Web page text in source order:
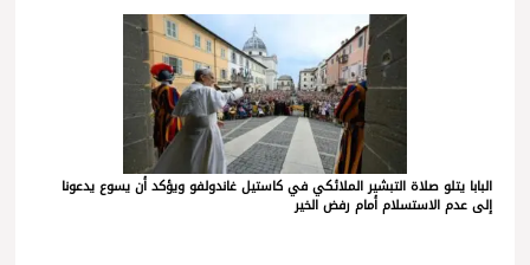
البابا يتلو صلاة التبشير الملائكي في كاستيل غاندولفو ويؤكد أن يسوع يدعونا
إلى عدم الاستسلام أمام رفض الخير